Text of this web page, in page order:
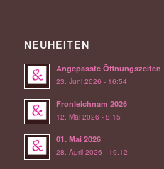
NEUHEITEN
Angepasste Öffnungszeiten
23. Juni 2026 - 16:54
Fronleichnam 2026
12. Mai 2026 - 8:15
01. Mai 2026
28. April 2026 - 19:12